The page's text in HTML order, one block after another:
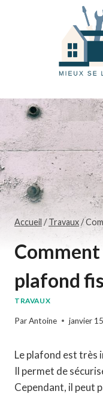
Accueil / Travaux/
plafond
TRAVAUX
ParAntoine janvier
Le plafond est très
Il permet de
Cependant, il peut